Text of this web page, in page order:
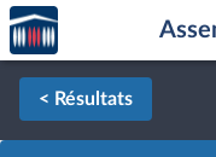
Aller au contenu
Aller en bas de la page
Accèder
à la
page
d'accueil
< Résultats